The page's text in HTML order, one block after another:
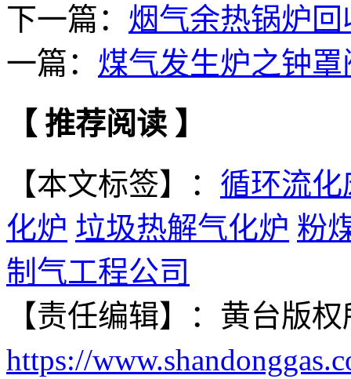
下一篇： 烟气余热锅炉
一篇： 煤气发生炉之钟
【 推荐阅读 】
【本文标签】： 循环流
化炉 垃圾热解气化炉 粉
制气工程公司
【责任编辑】： 黄台版权
https://